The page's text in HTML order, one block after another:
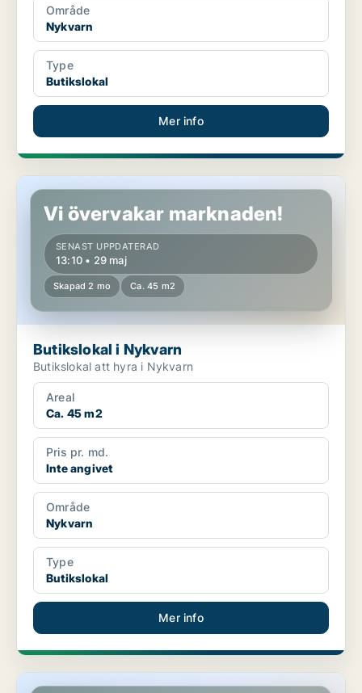
Område
Nykvarn
Type
Butikslokal
Mer info
Butikslokal i Nykvarn
Vi övervakar marknaden!
SENAST UPPDATERAD
13:10 • 29 maj
Skapad 2 mo Ca. 45 m2
Butikslokal i Nykvarn
Butikslokal att hyra i Nykvarn
Areal
Ca. 45 m2
Pris pr. md.
Inte angivet
Område
Nykvarn
Type
Butikslokal
Mer info
Butikslokal i Nykvarn